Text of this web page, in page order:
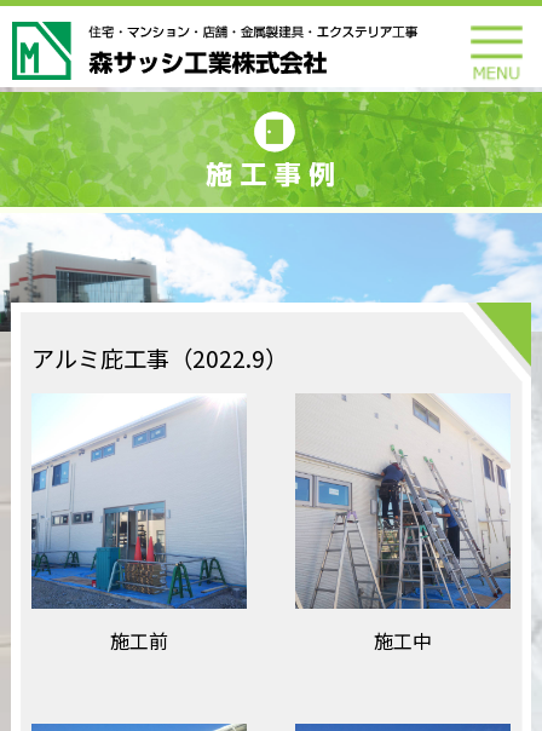
アルミ庇工事（2022.9）
施工前 施工中